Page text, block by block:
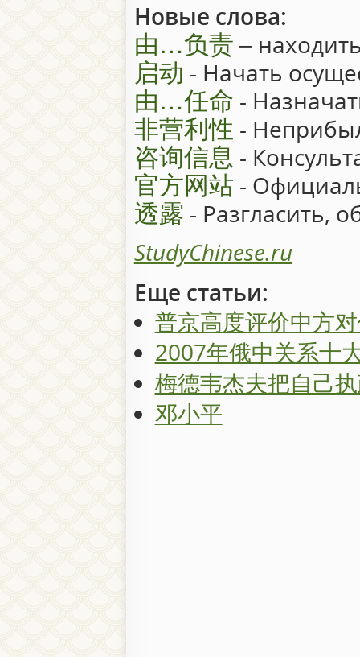
Новые слова:
由…负责 –
启动 - Начать
由…任命 -
非营利性 -
咨询信息 -
官方网站 -
透露 - Разгласить,
StudyChinese.ru
Еще статьи:
普京高度评价中方
2007年俄中关系十
梅德韦杰夫把自己
邓小平